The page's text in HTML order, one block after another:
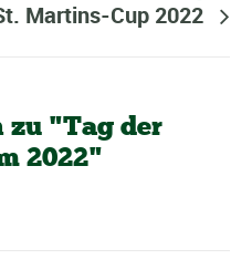
Martins-Cup 2022
"Tag der
2022"